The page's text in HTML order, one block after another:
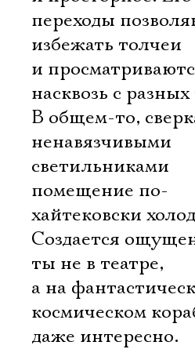
переходы
избежать толчеи
и
насквозь с
В общем-то,
ненавязчивыми
светильниками
помещение по-
хайтековски
Создается
ты не в театре,
а на
космическом
даже интересно.